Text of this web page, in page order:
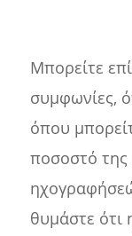
Μπορείτε
συμφωνίες,
όπου
ποσοστό της
θυμάστε